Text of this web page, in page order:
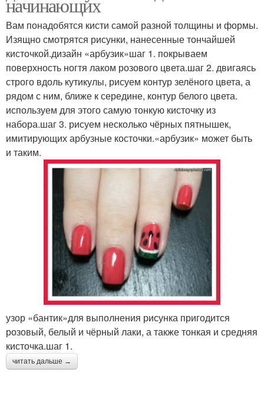
Вам понадобятся кисти самой разной толщины и формы.
Изящно смотрятся рисунки, нанесенные тончайшей
кисточкой.дизайн «арбузик»шаг 1. покрываем
поверхность ногтя лаком розового цвета.шаг 2. двигаясь
строго вдоль кутикулы, рисуем контур зелёного цвета, а
рядом с ним, ближе к середине, контур белого цвета.
используем для этого самую тонкую кисточку из
набора.шаг 3. рисуем несколько чёрных пятнышек,
имитирующих арбузные косточки.«арбузик» может быть
и таким.
узор «бантик»для выполнения рисунка пригодится
розовый, белый и чёрный лаки, а также тонкая и средняя
кисточка.шаг 1.
читать дальше →